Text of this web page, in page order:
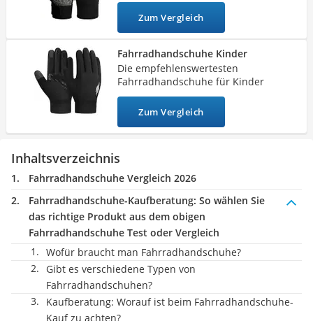
welchen Modellen das der Fall ist, erfahren Sie in
nachfolgender Test- und Vergleichstabelle.
Zum Vergleich
Fahrradhandschuhe Kinder
Die empfehlenswertesten
Fahrradhandschuhe für Kinder
Zum Vergleich
Inhaltsverzeichnis
Fahrradhandschuhe Vergleich 2026
Fahrradhandschuhe-Kaufberatung: So wählen Sie
das richtige Produkt aus dem obigen
Fahrradhandschuhe Test oder Vergleich
Wofür braucht man Fahrradhandschuhe?
Gibt es verschiedene Typen von
Fahrradhandschuhen?
Kaufberatung: Worauf ist beim Fahrradhandschuhe-
Kauf zu achten?